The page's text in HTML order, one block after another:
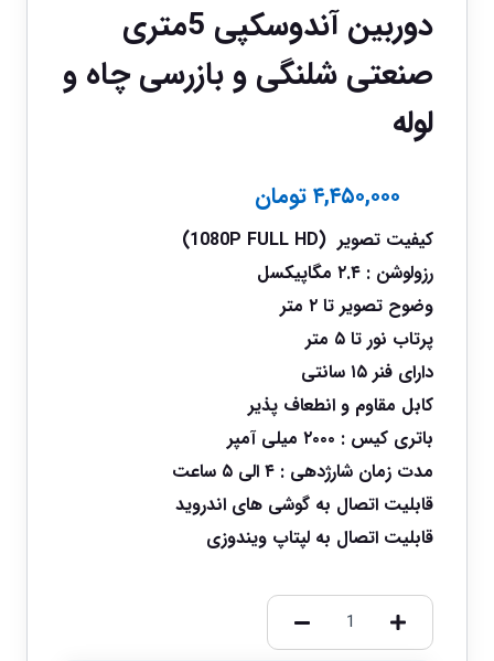
دوربین آندوسکپی 5متری
صنعتی شلنگی و بازرسی چاه و
لوله
۴,۴۵۰,۰۰۰تومان
کیفیت تصویر (1080P FULL HD)
رزولوشن : ۲.۴ مگاپیکسل
وضوح تصویر تا ۲ متر
پرتاب نور تا ۵ متر
دارای فنر ۱۵ سانتی
کابل مقاوم و انطعاف پذیر
باتری کیس : ۲۰۰۰ میلی آمپر
مدت زمان شارژدهی : ۴ الی ۵ ساعت
قابلیت اتصال به گوشی های اندروید
قابلیت اتصال به لپتاپ ویندوزی